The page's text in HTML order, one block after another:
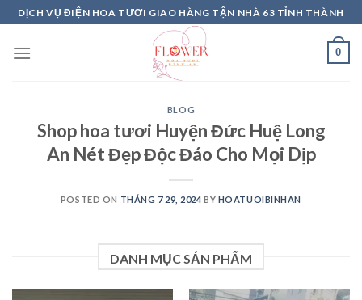
Skip
to
content
DỊCH VỤ ĐIỆN HOA TƯƠI GIAO HÀNG TẬN NHÀ 63 TỈNH THÀNH
0
BLOG
Shop hoa tươi Huyện Đức Huệ Long
An Nét Đẹp Độc Đáo Cho Mọi Dịp
POSTED ON THÁNG 7 29, 2024 BY HOATUOIBINHAN
DANH MỤC SẢN PHẨM